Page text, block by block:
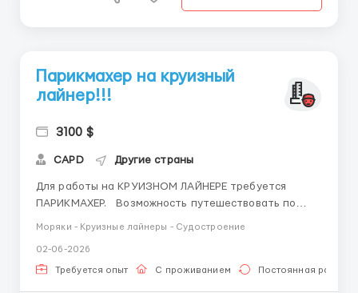
Парикмахер на круизный
лайнер!!!
3100 $
CAPD Другие страны
Для работы на КРУИЗНОМ ЛАЙНЕРЕ требуется
ПАРИКМАХЕР. Возможность путешествовать по
круизной компании; Страховка; Проживание,
питание (шведский стол) за счёт компании; ...
Моряки - Круизные лайнеры - Судостроение
02-06-2026
Требуется опыт С проживанием Постоянная работа